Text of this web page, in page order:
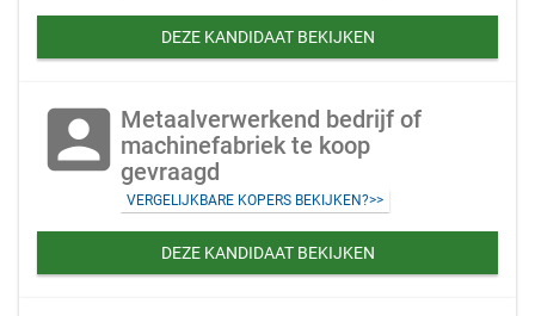
DEZE KANDIDAAT BEKIJKEN
account_box Metaalverwerkend bedrijf of
machinefabriek te koop
gevraagd
VERGELIJKBARE KOPERS BEKIJKEN?>>
DEZE KANDIDAAT BEKIJKEN